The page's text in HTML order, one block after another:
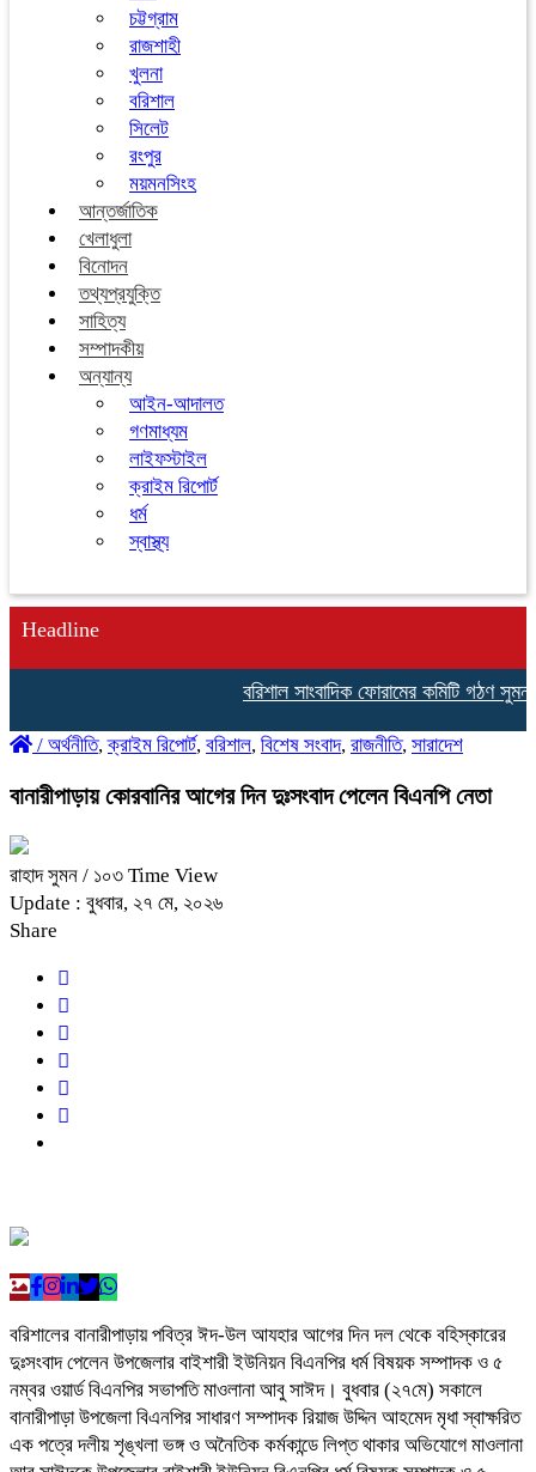
চট্টগ্রাম
রাজশাহী
খুলনা
বরিশাল
সিলেট
রংপুর
ময়মনসিংহ
আন্তর্জাতিক
খেলাধুলা
বিনোদন
তথ্যপ্রযুক্তি
সাহিত্য
সম্পাদকীয়
অন্যান্য
আইন-আদালত
গণমাধ্যম
লাইফস্টাইল
ক্রাইম রিপোর্ট
ধর্ম
স্বাস্থ্য
Headline
বরিশাল সাংবাদিক ফোরামের কমিটি গঠণ
/ অর্থনীতি,ক্রাইম রিপোর্ট, বরিশাল, বিশেষ সংবাদ, রাজনীতি, সারাদেশ
বানারীপাড়ায় কোরবানির আগের দিন দুঃসংবাদ পেলেন বিএনপি নেতা
রাহাদ সুমন / ১০৩ Time View
Update : বুধবার, ২৭ মে, ২০২৬
Share
বরিশালের বানারীপাড়ায় পবিত্র ঈদ-উল আযহার আগের দিন দল থেকে বহিস্কারের
দুঃসংবাদ পেলেন উপজেলার বাইশারী ইউনিয়ন বিএনপির ধর্ম বিষয়ক সম্পাদক ও ৫
নম্বর ওয়ার্ড বিএনপির সভাপতি মাওলানা আবু সাঈদ। বুধবার (২৭মে) সকালে
বানারীপাড়া উপজেলা বিএনপির সাধারণ সম্পাদক রিয়াজ উদ্দিন আহমেদ মৃধা স্বাক্ষরিত
এক পত্রে দলীয় শৃঙ্খলা ভঙ্গ ও অনৈতিক কর্মকান্ডে লিপ্ত থাকার অভিযোগে মাওলানা